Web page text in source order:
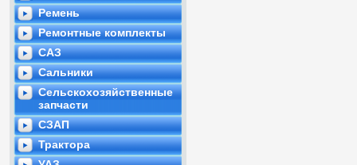
Ремень
Ремонтные комплекты
САЗ
Сальники
Сельскохозяйственные
запчасти
СЗАП
Трактора